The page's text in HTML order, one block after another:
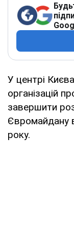
У центрі
організацій
завершити
Євромайдану
року.